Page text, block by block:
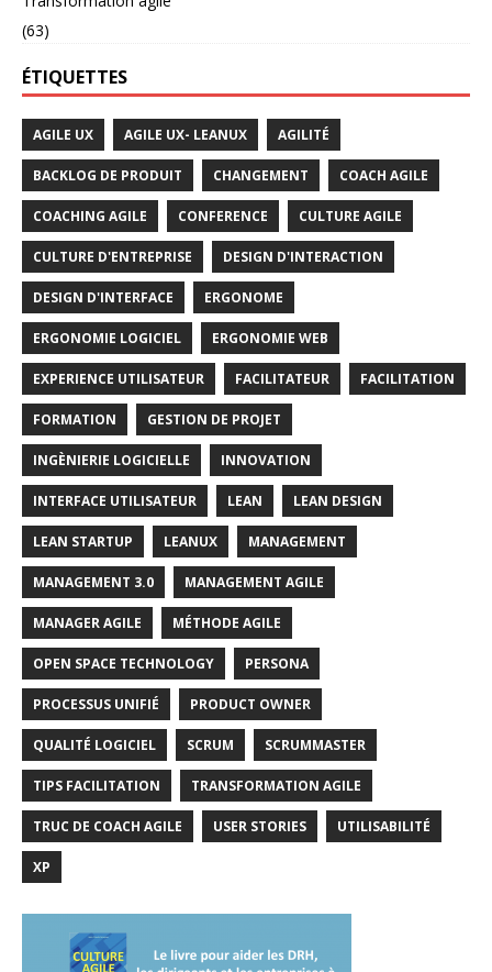
(63)
ÉTIQUETTES
AGILE UX AGILE UX- LEANUX AGILITÉ
BACKLOG DE PRODUIT CHANGEMENT COACH AGILE
COACHING AGILE CONFERENCE CULTURE AGILE
CULTURE D'ENTREPRISE DESIGN D'INTERACTION
DESIGN D'INTERFACE ERGONOME
ERGONOMIE LOGICIEL ERGONOMIE WEB
EXPERIENCE UTILISATEUR FACILITATEUR FACILITATION
FORMATION GESTION DE PROJET
INGÈNIERIE LOGICIELLE INNOVATION
INTERFACE UTILISATEUR LEAN LEAN DESIGN
LEAN STARTUP LEANUX MANAGEMENT
MANAGEMENT 3.0 MANAGEMENT AGILE
MANAGER AGILE MÉTHODE AGILE
OPEN SPACE TECHNOLOGY PERSONA
PROCESSUS UNIFIÉ PRODUCT OWNER
QUALITÉ LOGICIEL SCRUM SCRUMMASTER
TIPS FACILITATION TRANSFORMATION AGILE
TRUC DE COACH AGILE USER STORIES UTILISABILITÉ
XP